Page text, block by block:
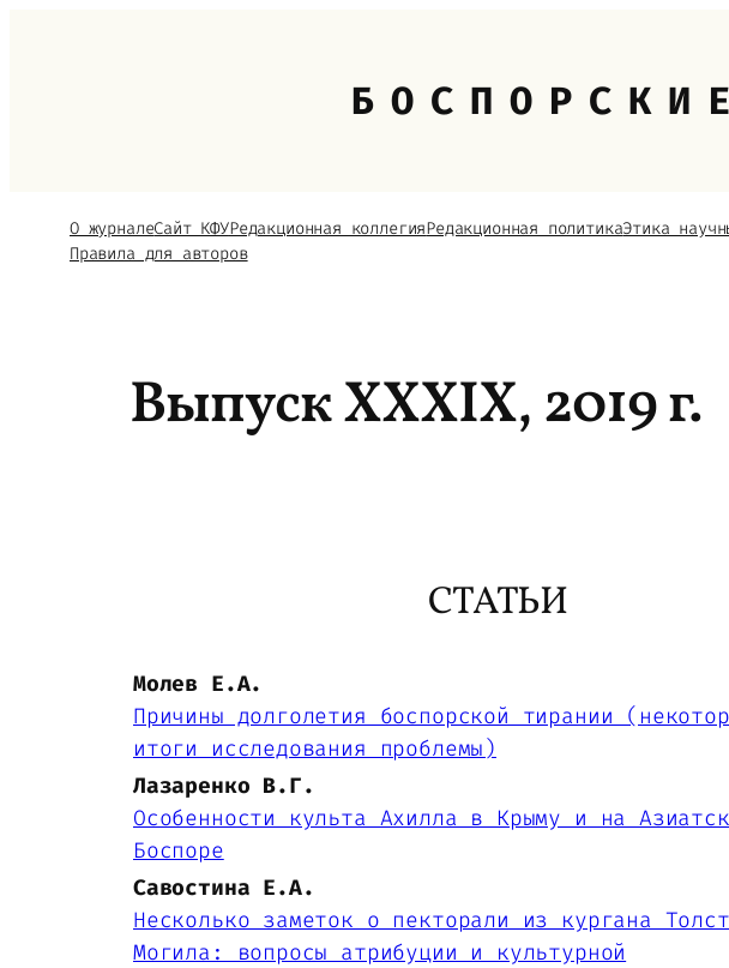
О журналеСайт КФУРедакционная коллегияРедакционная политикаЭтика
Правила для авторов
Выпуск ХХХIX, 2019 г.
СТАТЬИ
Молев Е.А.
Причины долголетия боспорской тирании
итоги исследования проблемы)
Лазаренко В.Г.
Особенности культа Ахилла в Крыму и на
Боспоре
Савостина Е.А.
Несколько заметок о пекторали из кургана
Могила: вопросы атрибуции и культурной